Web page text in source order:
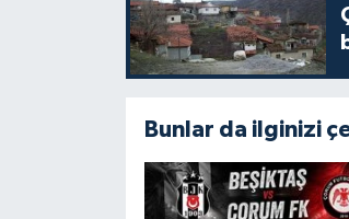
Bunlar da ilginizi